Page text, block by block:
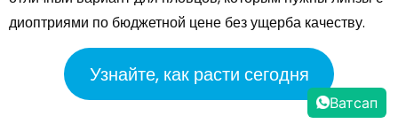
диоптриями по бюджетной цене без ущерба качеству.
Узнайте, как расти сегодня
Ватсап